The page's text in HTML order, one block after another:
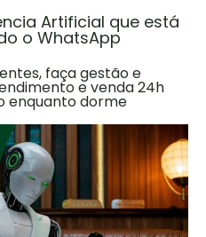
Artificial que está
o WhatsApp
faça gestão e
e venda 24h
enquanto dorme